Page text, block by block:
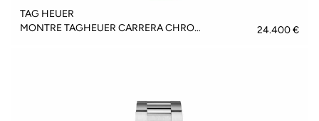
TAG HEUER
MONTRE TAGHEUER CARRERA CHRONOSPRINT X PORSCHE - CBS2040.FC8318
24.400 €